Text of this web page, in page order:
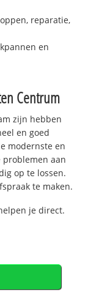
reparatie,
en
Centrum
zijn hebben
en goed
modernste en
aan
op te lossen.
te maken.
je direct.